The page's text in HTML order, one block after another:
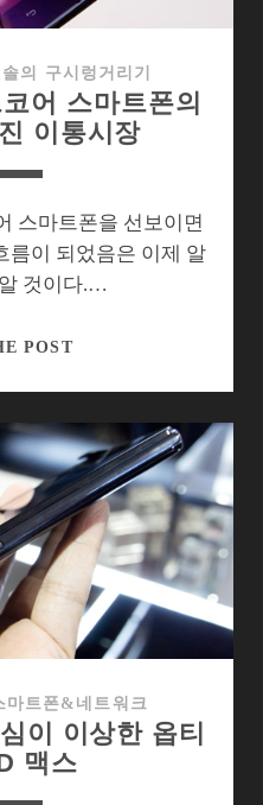
위
적
이
었
의 구시렁거리기
어 스마트폰의
이통시장
스마트폰을 선보이면
름이 되었음은 이제 알
것이다.…
POST[MWC2012]
코
어
스
마
의
딜
마
에
빠
마트폰&네트워크
이 이상한 옵티
맥스